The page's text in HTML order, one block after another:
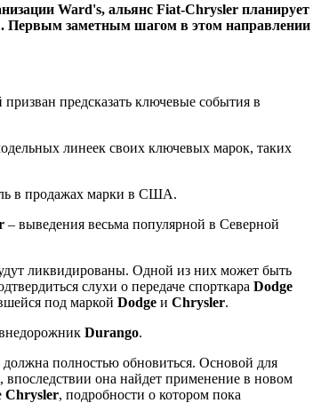
Ward's, альянс Fiat-Chrysler планирует
Первым заметным шагом в этом направлении
призван предсказать ключевые события в
линеек своих ключевых марок, таких
в продажах марки в США.
– выведения весьма популярной в Северной
ликвидированы. Одной из них может быть
слухи о передаче спорткара Dodge
под маркой Dodge и Chrysler.
Durango.
должна полностью обновиться. Основой для
, впоследствии она найдет применение в новом
Chrysler, подробности о котором пока